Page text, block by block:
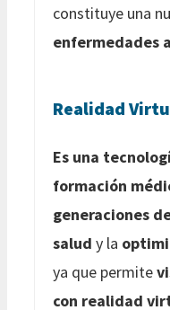
constituye una
enfermedades
Realidad
Es una
formación
generaciones
salud y la
ya que permite
con realidad